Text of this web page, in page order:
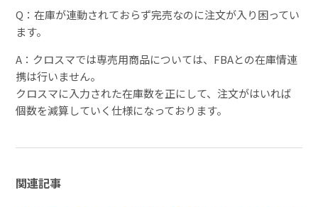
Q：在庫が連動されておらず完売なのに注文が入り困ってい
ます。
A：クロスマでは専売用商品については、FBAとの在庫情連
携は行いません。
クロスマに入力された在庫数を正にして、注文がはいれば
個数を減算していく仕様になっております。
関連記事